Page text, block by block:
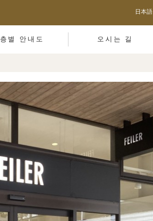
日本語
층별 안내도 오시는 길